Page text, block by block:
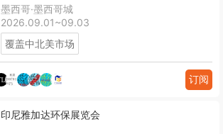
墨西哥·墨西哥城
2026.09.01~09.03
覆盖中北美市场
订阅
印尼雅加达环保展览会